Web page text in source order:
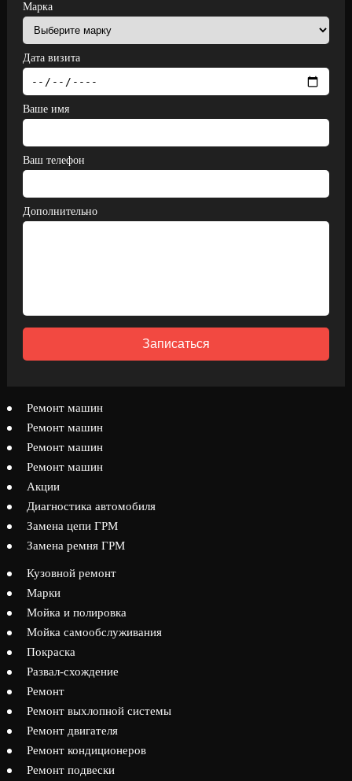
Марка
Дата визита
Ваше имя
Ваш телефон
Дополнительно
Записаться
Ремонт машин
Ремонт машин
Ремонт машин
Ремонт машин
Акции
Диагностика автомобиля
Замена цепи ГРМ
Замена ремня ГРМ
Кузовной ремонт
Марки
Мойка и полировка
Мойка самообслуживания
Покраска
Развал-схождение
Ремонт
Ремонт выхлопной системы
Ремонт двигателя
Ремонт кондиционеров
Ремонт подвески